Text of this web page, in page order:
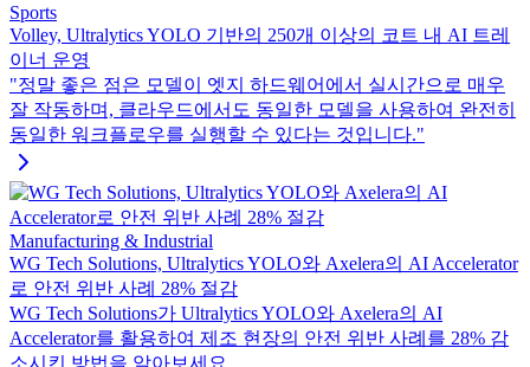
Sports
Volley, Ultralytics YOLO 기반의 250개 이상의 코트 내 AI 트레
이너 운영
"정말 좋은 점은 모델이 엣지 하드웨어에서 실시간으로 매우
잘 작동하며, 클라우드에서도 동일한 모델을 사용하여 완전히
동일한 워크플로우를 실행할 수 있다는 것입니다."
Manufacturing & Industrial
WG Tech Solutions, Ultralytics YOLO와 Axelera의 AI Accelerator
로 안전 위반 사례 28% 절감
WG Tech Solutions가 Ultralytics YOLO와 Axelera의 AI
Accelerator를 활용하여 제조 현장의 안전 위반 사례를 28% 감
소시킨 방법을 알아보세요.